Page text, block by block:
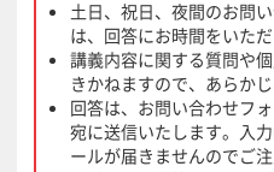
土日、祝日、夜間のお問
は、回答にお時間をいた
講義内容に関する質問や
きかねますので、あらか
回答は、お問い合わせフ
宛に送信いたします。入
ールが届きませんのでご注